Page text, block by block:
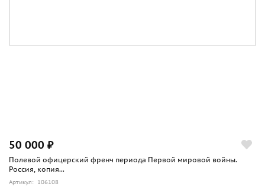
50 000 ₽
Полевой офицерский френч периода Первой мировой войны.
Россия, копия...
Артикул: 106108